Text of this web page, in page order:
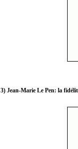
3) Jean-Marie Le Pen: la